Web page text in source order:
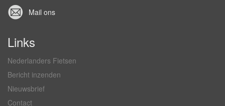
Mail ons
Links
Nederlanders Fietsen
Bericht inzenden
Nieuwsbrief
Contact